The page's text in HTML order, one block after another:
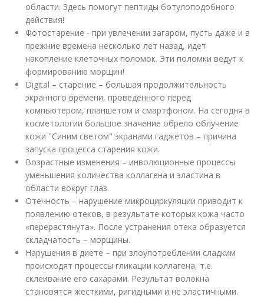
области. Здесь помогут пептиды ботулоподобного
действия!
Фотостарение - при увлечении загаром, пусть даже и в
прежние времена несколько лет назад, идет
накопление клеточных поломок. Эти поломки ведут к
формированию морщин!
Digital – старение – большая продолжительность
экранного времени, проведенного перед
компьютером, планшетом и смартфоном. На сегодня в
косметологии большое значение обрело облучение
кожи "Синим светом" экранами гаджетов – причина
запуска процесса старения кожи.
Возрастные изменения – инволюционные процессы
уменьшения количества коллагена и эластина в
области вокруг глаз.
Отечность – нарушение микроциркуляции приводит к
появлению отеков, в результате которых кожа часто
«перерастянута». После устранения отека образуется
складчатость – морщины.
Нарушения в диете – при злоупотреблении сладким
происходят процессы гликации коллагена, т.е.
склеивание его сахарами. Результат волокна
становятся жесткими, ригидными и не эластичными.